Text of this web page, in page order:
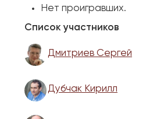
Нет проигравших.
Список участников
Дмитриев Сергей
Дубчак Кирилл